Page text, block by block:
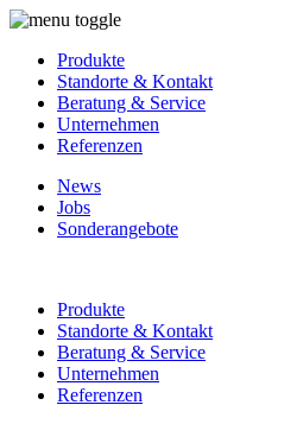
Produkte
Standorte & Kontakt
Beratung & Service
Unternehmen
Referenzen
News
Jobs
Sonderangebote
Produkte
Standorte & Kontakt
Beratung & Service
Unternehmen
Referenzen